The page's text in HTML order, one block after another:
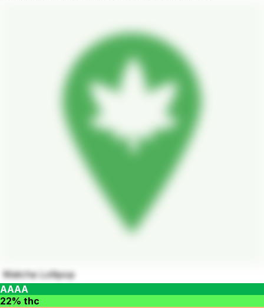
Matcha Lollipop
AAAA
22% thc